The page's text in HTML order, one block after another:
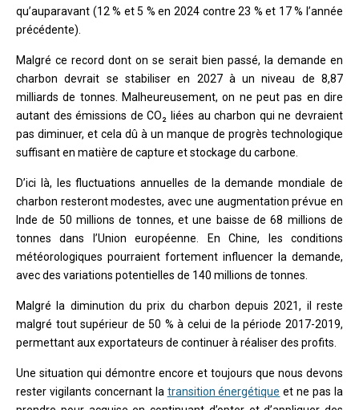
qu’auparavant (12 % et 5 % en 2024 contre 23 % et 17 % l’année
précédente).
Malgré ce record dont on se serait bien passé, la demande en
charbon devrait se stabiliser en 2027 à un niveau de 8,87
milliards de tonnes. Malheureusement, on ne peut pas en dire
autant des émissions de CO₂ liées au charbon qui ne devraient
pas diminuer, et cela dû à un manque de progrès technologique
suffisant en matière de capture et stockage du carbone.
D’ici là, les fluctuations annuelles de la demande mondiale de
charbon resteront modestes, avec une augmentation prévue en
Inde de 50 millions de tonnes, et une baisse de 68 millions de
tonnes dans l’Union européenne. En Chine, les conditions
météorologiques pourraient fortement influencer la demande,
avec des variations potentielles de 140 millions de tonnes.
Malgré la diminution du prix du charbon depuis 2021, il reste
malgré tout supérieur de 50 % à celui de la période 2017-2019,
permettant aux exportateurs de continuer à réaliser des profits.
Une situation qui démontre encore et toujours que nous devons
rester vigilants concernant la transition énergétique et ne pas la